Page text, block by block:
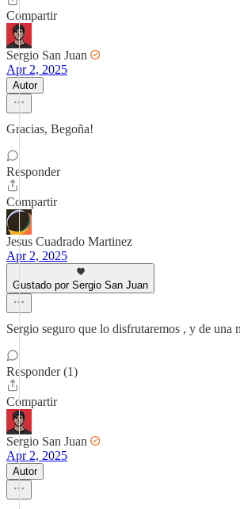
Compartir
Sergio San Juan
Apr 2, 2025
Autor
Gracias, Begoña!
Responder
Compartir
Jesus Cuadrado Martinez
Apr 2, 2025
Gustado por Sergio San Juan
Sergio seguro que lo disfrutaremos , y de una
Responder (1)
Compartir
Sergio San Juan
Apr 2, 2025
Autor